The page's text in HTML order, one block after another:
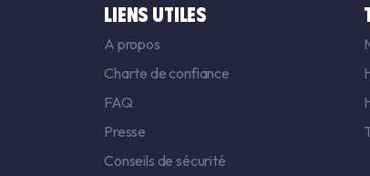
LIENS UTILES
A propos
Charte de confiance
FAQ
Presse
Conseils de sécurité